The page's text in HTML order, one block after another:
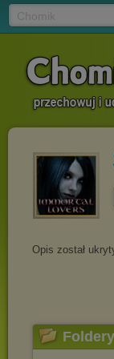
Opis został
Foldery